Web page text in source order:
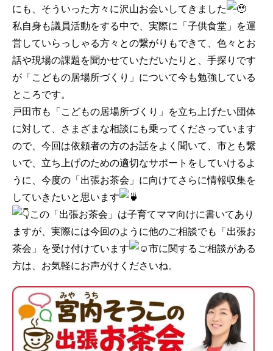
にも、そういった方々に沢山お会いしてきました
私自身も議員活動をする中で、実際に「子供食堂」を運
営していらっしゃる方々との繋がりもできて、色々とお
話や現場の課題を聞かせていただいたりと、手探りです
が「こどもの居場所づくり」について今も勉強している
ところです。
戸田市も「こどもの居場所づくり」を立ち上げたい団体
に対して、さまざまな相談にも乗ってくださっています
ので、今回は依頼者の方のお話をよく聞いて、市とも繋
いで、立ち上げのための適切なサポートをしていけるよ
うに、今度の「出張お茶会」に向けてさらに情報収集を
していきたいと思います
この「出張お茶会」は子育てママ向けに書いてあり
ますが、実際には今回のように他のご相談でも「出張お
茶会」を受け付けています
市に関するご相談がある
方は、お気軽にお声がけくださいね。